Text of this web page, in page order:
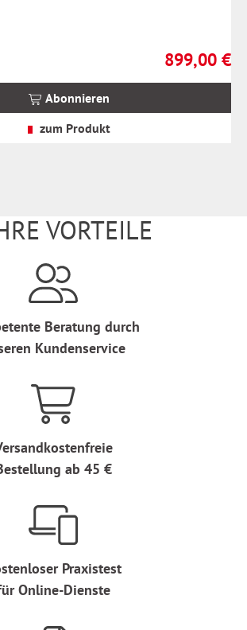
Regulärer
899,00 €
Abonnieren
zum Produkt
VORTEILE
Beratung durch
Kundenservice
ab 45 €
Praxistest
Online-Dienste